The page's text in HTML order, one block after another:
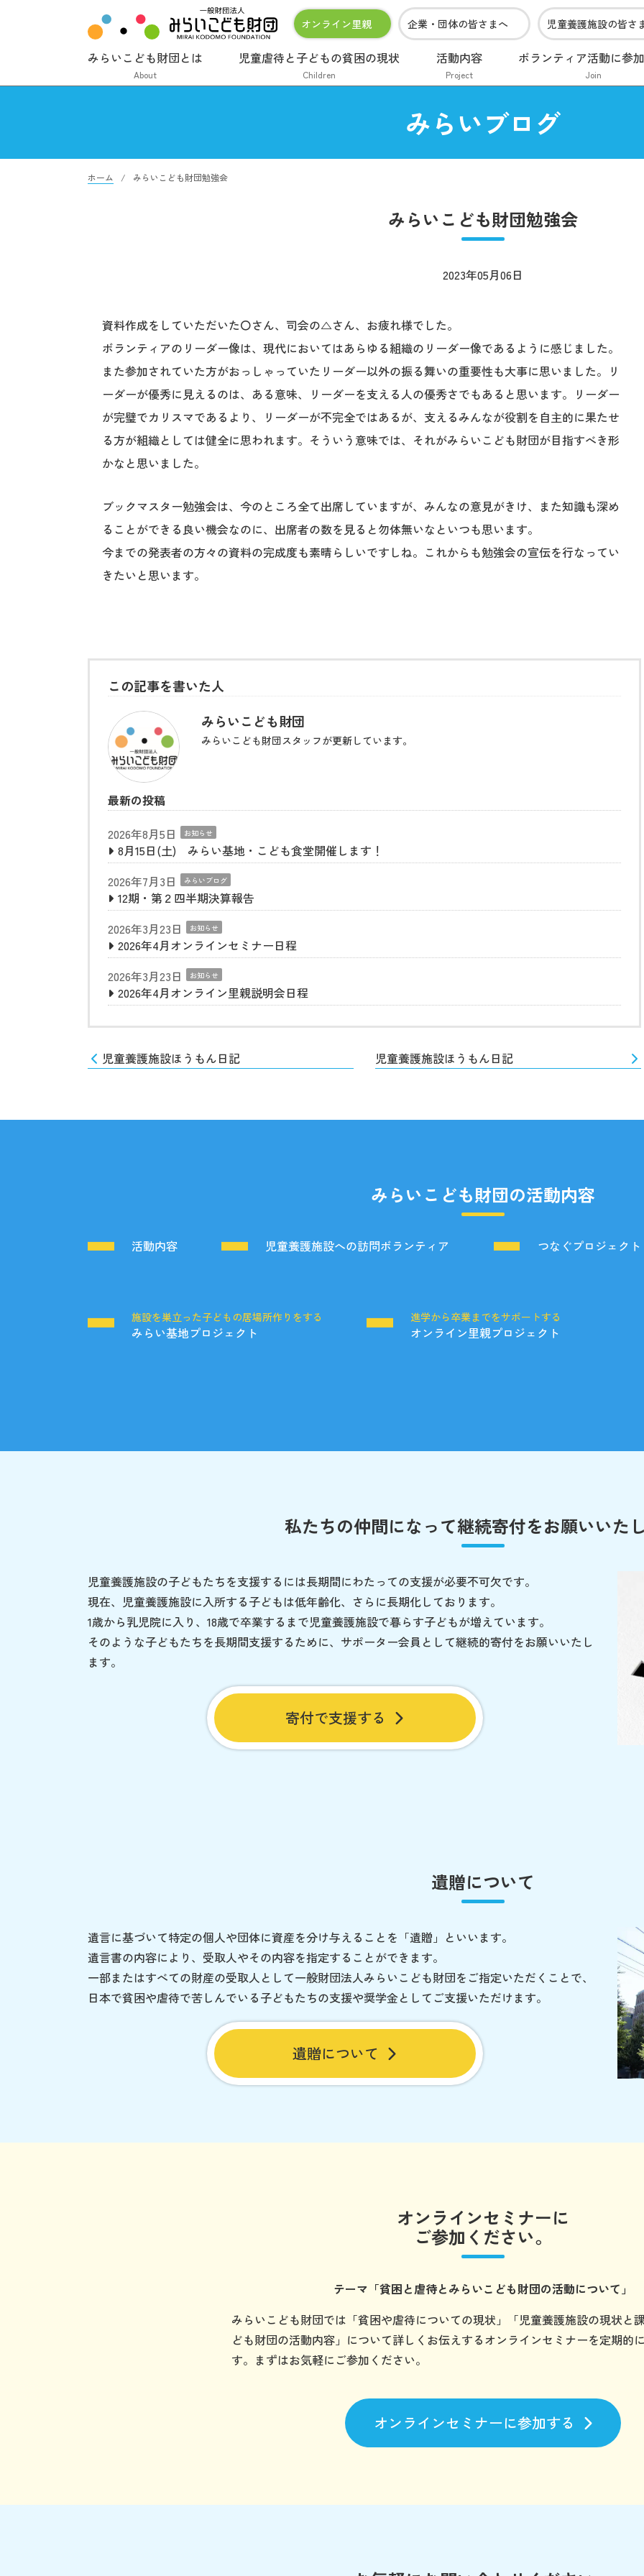
オンライン里親 企業・団体の皆さまへ 児童養護施設の皆さ
みらいこども財団とは
About
児童虐待と子どもの貧困の現状
Children
活動内容
Project
ボランティア活動に参
Join
みらいブログ
ホーム みらいこども財団勉強会
みらいこども財団勉強会
2023年05月06日
資料作成をしていただいた〇さん、司会の△さん、お疲れ様でした。
ボランティアのリーダー像は、現代においてはあらゆる組織のリーダー像であるように感じました。
また参加されていた方がおっしゃっていたリーダー以外の振る舞いの重要性も大事に思いました。リ
ーダーが優秀に見えるのは、ある意味、リーダーを支える人の優秀さでもあると思います。リーダー
が完璧でカリスマであるより、リーダーが不完全ではあるが、支えるみんなが役割を自主的に果たせ
る方が組織としては健全に思われます。そういう意味では、それがみらいこども財団が目指すべき形
かなと思いました。
ブックマスター勉強会は、今のところ全て出席していますが、みんなの意見がきけ、また知識も深め
ることができる良い機会なのに、出席者の数を見ると勿体無いなといつも思います。
今までの発表者の方々の資料の完成度も素晴らしいですしね。これからも勉強会の宣伝を行なってい
きたいと思います。
この記事を書いた人
みらいこども財団
みらいこども財団スタッフが更新しています。
最新の投稿
2026年8月5日
お知らせ
8月15日(土) みらい基地・こども食堂開催します！
2026年7月3日
みらいブログ
12期・第２四半期決算報告
2026年3月23日
お知らせ
2026年4月オンラインセミナー日程
2026年3月23日
お知らせ
2026年4月オンライン里親説明会日程
児童養護施設ほうもん日記 児童養護施設ほうもん日記
みらいこども財団の活動内容
活動内容 児童養護施設への訪問ボランティア つなぐプロジェクト
施設を巣立った子どもの居場所作りをする
みらい基地プロジェクト
進学から卒業までをサポートする
オンライン里親プロジェクト
私たちの仲間になって継続寄付をお願いいた
児童養護施設の子どもたちを支援するには長期間にわたっての支援が必要不可欠です。
現在、児童養護施設に入所する子どもは低年齢化、さらに長期化しております。
1歳から乳児院に入り、18歳で卒業するまで児童養護施設で暮らす子どもが増えています。
そのような子どもたちを長期間支援するために、サポーター会員として継続的寄付をお願いいたし
ます。
寄付で支援する
遺贈について
遺言に基づいて特定の個人や団体に資産を分け与えることを「遺贈」といいます。
遺言書の内容により、受取人やその内容を指定することができます。
一部またはすべての財産の受取人として一般財団法人みらいこども財団をご指定いただくことで、
日本で貧困や虐待で苦しんでいる子どもたちの支援や奨学金としてご支援いただけます。
遺贈について
オンラインセミナーに
ご参加ください。
テーマ 「貧困と虐待とみらいこども財団の活動について」
みらいこども財団では「貧困や虐待についての現状」「児童養護施設の現状と
ども財団の活動内容」について詳しくお伝えするオンラインセミナーを定期的
す。まずはお気軽にご参加ください。
オンラインセミナーに参加する